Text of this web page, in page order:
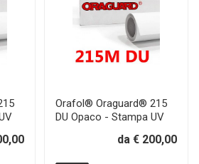
Orafol® Oraguard® 215
DU Opaco - Stampa UV
da € 200,00